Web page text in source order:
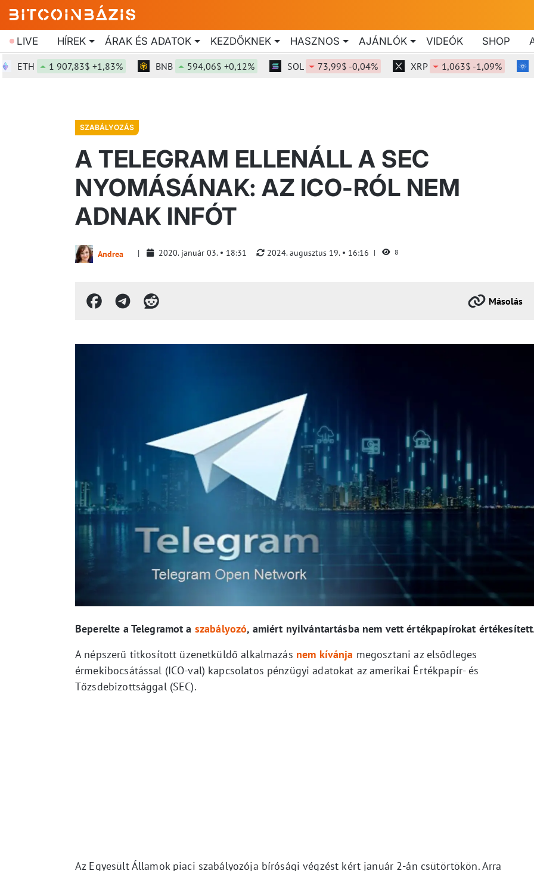
LIVE HÍREK ÁRAK ÉS ADATOK KEZDŐKNEK HASZNOS AJÁNLÓK VIDEÓK SHOP
1 907,83$ +1,83% BNB 594,06$ +0,12% SOL 73,99$ -0,04% XRP 1,063$ -1,09% ADA
SZABÁLYOZÁS
A TELEGRAM ELLENÁLL A SEC
NYOMÁSÁNAK: AZ ICO-RÓL NEM
ADNAK INFÓT
Andrea 2020. január 03. 18:31 2024. augusztus 19. 16:16 8
Másolás
Beperelte a Telegramot a szabályozó, amiért nyilvántartásba nem vett értékpapírokat
A népszerű titkosított üzenetküldő alkalmazás nem kívánja megosztani az elsődleges
érmekibocsátással (ICO-val) kapcsolatos pénzügyi adatokat az amerikai Értékpapír- és
Tőzsdebizottsággal (SEC).
Az Egyesült Államok piaci szabályozója bírósági végzést kért január 2-án csütörtökön. Arra